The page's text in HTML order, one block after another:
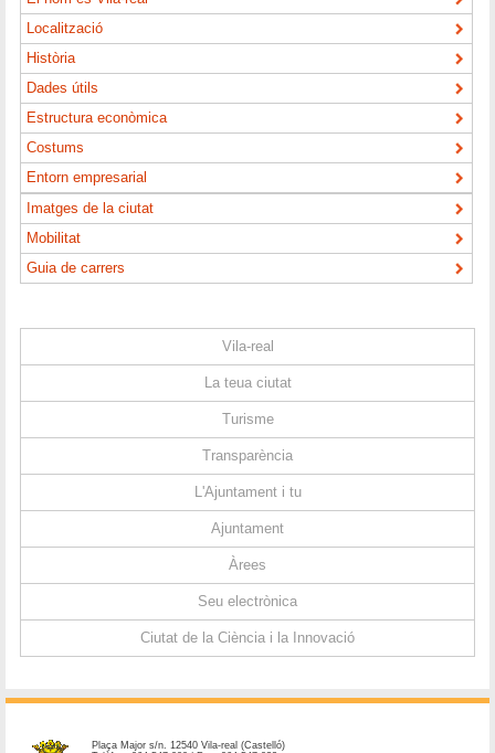
Localització
Història
Dades útils
Estructura econòmica
Costums
Entorn empresarial
Imatges de la ciutat
Mobilitat
Guia de carrers
Vila-real
La teua ciutat
Turisme
Transparència
L'Ajuntament i tu
Ajuntament
Àrees
Seu electrònica
Ciutat de la Ciència i la Innovació
Plaça Major s/n. 12540 Vila-real (Castelló)